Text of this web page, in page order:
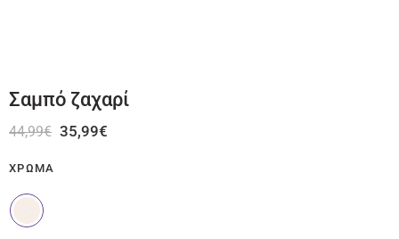
Σαμπό ζαχαρί
44,99€ 35,99€
ΧΡΏΜΑ